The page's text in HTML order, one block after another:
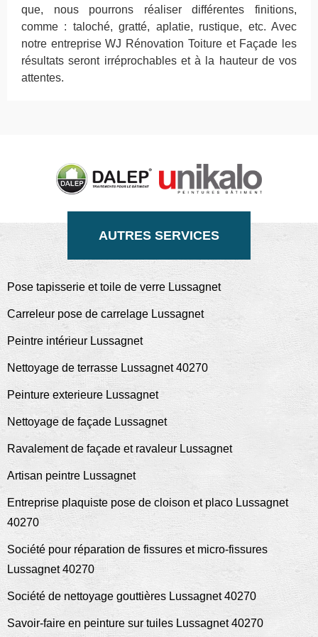
que, nous pourrons réaliser différentes finitions,
comme : taloché, gratté, aplatie, rustique, etc. Avec
notre entreprise WJ Rénovation Toiture et Façade les
résultats seront irréprochables et à la hauteur de vos
attentes.
AUTRES SERVICES
Pose tapisserie et toile de verre Lussagnet
Carreleur pose de carrelage Lussagnet
Peintre intérieur Lussagnet
Nettoyage de terrasse Lussagnet 40270
Peinture exterieure Lussagnet
Nettoyage de façade Lussagnet
Ravalement de façade et ravaleur Lussagnet
Artisan peintre Lussagnet
Entreprise plaquiste pose de cloison et placo Lussagnet
40270
Société pour réparation de fissures et micro-fissures
Lussagnet 40270
Société de nettoyage gouttières Lussagnet 40270
Savoir-faire en peinture sur tuiles Lussagnet 40270